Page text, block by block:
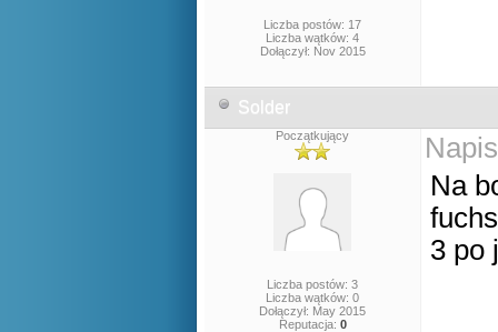
Liczba postów: 17
Liczba wątków: 4
Dołączył: Nov 2015
Solder
Początkujący
Liczba postów: 3
Liczba wątków: 0
Dołączył: May 2015
Reputacja: 0
Na
3 po